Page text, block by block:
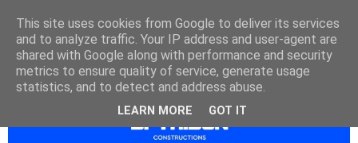
This site uses cookies from Google to deliver its services
and to analyze traffic. Your IP address and user-agent are
shared with Google along with performance and security
metrics to ensure quality of service, generate usage
statistics, and to detect and address abuse.
LEARN MORE GOT IT